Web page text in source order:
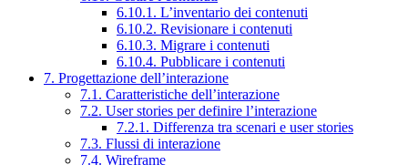
6.10.1. L’inventario dei contenuti
6.10.2. Revisionare i contenuti
6.10.3. Migrare i contenuti
6.10.4. Pubblicare i contenuti
7. Progettazione dell’interazione
7.1. Caratteristiche dell’interazione
7.2. User stories per definire l’interazione
7.2.1. Differenza tra scenari e user stories
7.3. Flussi di interazione
7.4. Wireframe